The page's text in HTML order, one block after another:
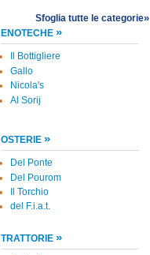
Sfoglia tutte le categorie»
ENOTECHE»
Il Bottigliere
Gallo
Nicola's
Al Sorij
OSTERIE»
Del Ponte
Del Pourom
Il Torchio
del F.i.a.t.
TRATTORIE»